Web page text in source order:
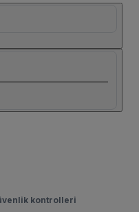
kontrolleri